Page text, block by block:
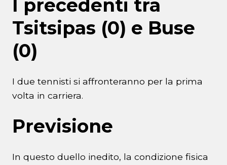
I precedenti tra
Tsitsipas (0) e Buse
(0)
I due tennisti si affronteranno per la prima
volta in carriera.
Previsione
In questo duello inedito, la condizione fisica